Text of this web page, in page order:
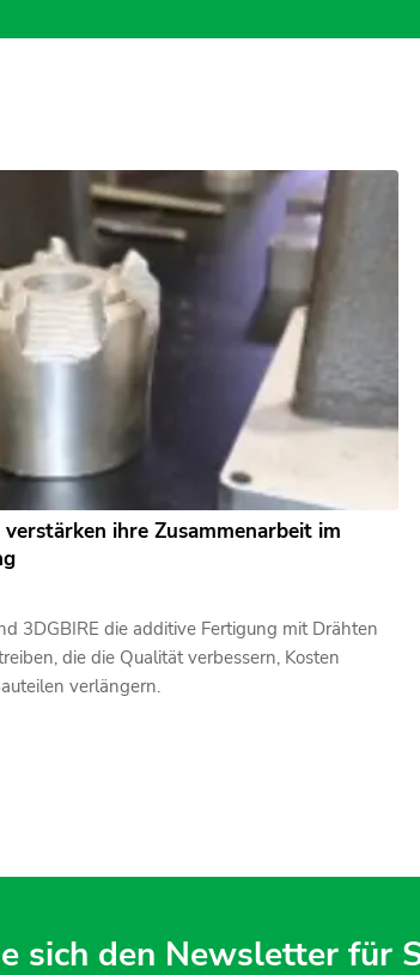
ihre Zusammenarbeit im
3DGBIRE die additive Fertigung mit Drähten
die die Qualität verbessern, Kosten
verlängern.
sich den Newsletter für